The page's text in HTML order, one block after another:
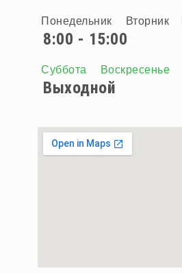
Понедельник Вторник
8:00 - 15:00
Суббота Воскресенье
Выходной